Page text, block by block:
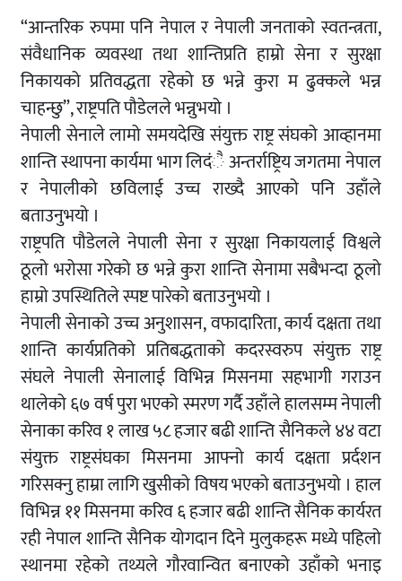
“आन्तरिक रुपमा पनि नेपाल र नेपाली जनताको स्वतन्त्रता,
संवैधानिक व्यवस्था तथा शान्तिप्रति हाम्रो सेना र सुरक्षा
निकायको प्रतिवद्धता रहेको छ भन्ने कुरा म ढुक्कले भन्न
चाहन्छु”, राष्ट्रपति पौडेलले भन्नुभयो ।
नेपाली सेनाले लामो समयदेखि संयुक्त राष्ट्र संघको आव्हानमा
शान्ति स्थापना कार्यमा भाग लिदंै अन्तर्राष्ट्रिय जगतमा नेपाल
र नेपालीको छविलाई उच्च राख्दै आएको पनि उहाँले
बताउनुभयो ।
राष्ट्रपति पौडेलले नेपाली सेना र सुरक्षा निकायलाई विश्वले
ठूलो भरोसा गरेको छ भन्ने कुरा शान्ति सेनामा सबैभन्दा ठूलो
हाम्रो उपस्थितिले स्पष्ट पारेको बताउनुभयो ।
नेपाली सेनाको उच्च अनुशासन, वफादारिता, कार्य दक्षता तथा
शान्ति कार्यप्रतिको प्रतिबद्धताको कदरस्वरुप संयुक्त राष्ट्र
संघले नेपाली सेनालाई विभिन्न मिसनमा सहभागी गराउन
थालेको ६७ वर्ष पुरा भएको स्मरण गर्दै उहाँले हालसम्म नेपाली
सेनाका करिव १ लाख ५८ हजार बढी शान्ति सैनिकले ४४ वटा
संयुक्त राष्ट्रसंघका मिसनमा आफ्नो कार्य दक्षता प्रर्दशन
गरिसक्नु हाम्रा लागि खुसीको विषय भएको बताउनुभयो । हाल
विभिन्न ११ मिसनमा करिव ६ हजार बढी शान्ति सैनिक कार्यरत
रही नेपाल शान्ति सैनिक योगदान दिने मुलुकहरू मध्ये पहिलो
स्थानमा रहेको तथ्यले गौरवान्वित बनाएको उहाँको भनाइ